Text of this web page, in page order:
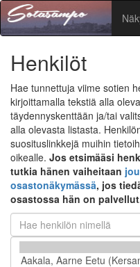
Henkilöt
Hae tunnettuja viime sotien
kirjoittamalla tekstiä alla
täydennyskenttään ja/tai
alla olevasta listasta.
suosituslinkkejä muihin
oikealle. Jos etsimääsi
tutkia hänen vaiheitaan
osastonäkymässä, jos
osastossa hän on